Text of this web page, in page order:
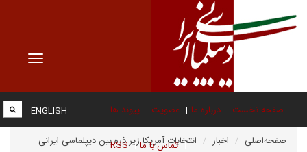
Toggle
صفحه نخست درباره ما عضویت پیوند ها
تماس با ما RSS
ENGLISH
صفحه‌اصلی اخبار
انتخابات آمریکا زیر ذره بین دیپلماسی ایرانی